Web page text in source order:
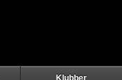
Klubber